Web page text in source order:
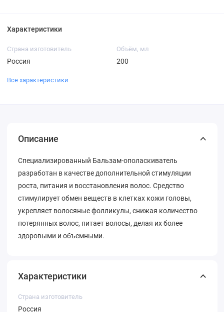
Характеристики
Страна изготовитель
Россия
Объём, мл
200
Все характеристики
Описание
Специализированный Бальзам-ополаскиватель
разработан в качестве дополнительной стимуляции
роста, питания и восстановления волос. Средство
стимулирует обмен веществ в клетках кожи головы,
укрепляет волосяные фолликулы, снижая количество
потерянных волос, питает волосы, делая их более
здоровыми и объемными.
Характеристики
Страна изготовитель
Россия